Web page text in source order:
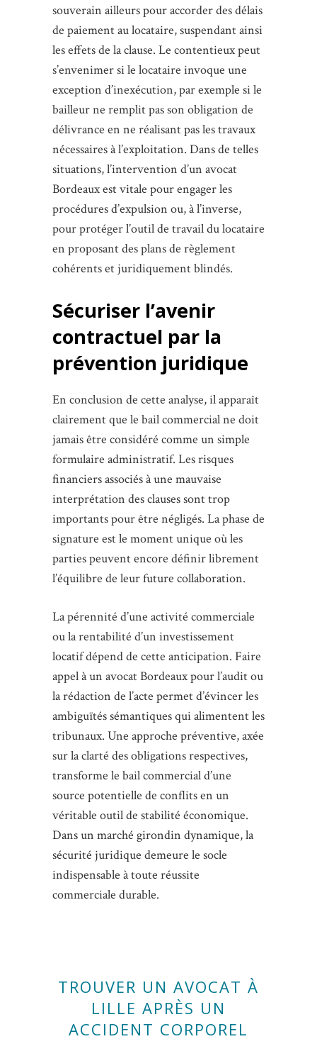
souverain ailleurs pour accorder des délais
de paiement au locataire, suspendant ainsi
les effets de la clause. Le contentieux peut
s’envenimer si le locataire invoque une
exception d’inexécution, par exemple si le
bailleur ne remplit pas son obligation de
délivrance en ne réalisant pas les travaux
nécessaires à l’exploitation. Dans de telles
situations, l’intervention d’un avocat
Bordeaux est vitale pour engager les
procédures d’expulsion ou, à l’inverse,
pour protéger l’outil de travail du locataire
en proposant des plans de règlement
cohérents et juridiquement blindés.
Sécuriser l’avenir
contractuel par la
prévention juridique
En conclusion de cette analyse, il apparaît
clairement que le bail commercial ne doit
jamais être considéré comme un simple
formulaire administratif. Les risques
financiers associés à une mauvaise
interprétation des clauses sont trop
importants pour être négligés. La phase de
signature est le moment unique où les
parties peuvent encore définir librement
l’équilibre de leur future collaboration.
La pérennité d’une activité commerciale
ou la rentabilité d’un investissement
locatif dépend de cette anticipation. Faire
appel à un avocat Bordeaux pour l’audit ou
la rédaction de l’acte permet d’évincer les
ambiguïtés sémantiques qui alimentent les
tribunaux. Une approche préventive, axée
sur la clarté des obligations respectives,
transforme le bail commercial d’une
source potentielle de conflits en un
véritable outil de stabilité économique.
Dans un marché girondin dynamique, la
sécurité juridique demeure le socle
indispensable à toute réussite
commerciale durable.
TROUVER UN AVOCAT À
LILLE APRÈS UN
ACCIDENT CORPOREL